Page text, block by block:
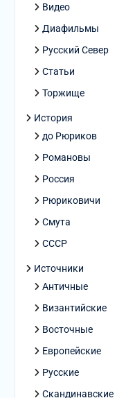
Видео
Диафильмы
Русский Север
Статьи
Торжище
История
до Рюриков
Романовы
Россия
Рюриковичи
Смута
СССР
Источники
Античные
Византийские
Восточные
Европейские
Русские
Скандинавские